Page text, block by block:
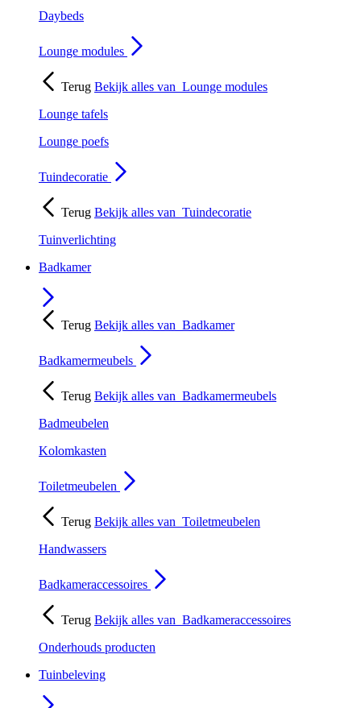
Daybeds
Lounge modules
Terug Bekijk alles van Lounge modules
Lounge tafels
Lounge poefs
Tuindecoratie
Terug Bekijk alles van Tuindecoratie
Tuinverlichting
Badkamer
Terug Bekijk alles van Badkamer
Badkamermeubels
Terug Bekijk alles van Badkamermeubels
Badmeubelen
Kolomkasten
Toiletmeubelen
Terug Bekijk alles van Toiletmeubelen
Handwassers
Badkameraccessoires
Terug Bekijk alles van Badkameraccessoires
Onderhouds producten
Tuinbeleving